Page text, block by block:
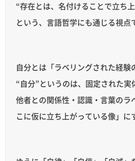
“存在とは、名付けることで立ち
という、言語哲学にも通じる視点
自分とは「ラベリングされた経験
“自分”というのは、固定された実
他者との関係性・認識・言葉のラ
こに仮に立ち上がっている像」に